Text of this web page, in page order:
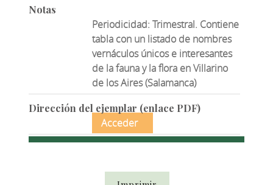
Notas
Periodicidad: Trimestral. Contiene
tabla con un listado de nombres
vernáculos únicos e interesantes
de la fauna y la flora en Villarino
de los Aires (Salamanca)
Dirección del ejemplar (enlace PDF)
Acceder